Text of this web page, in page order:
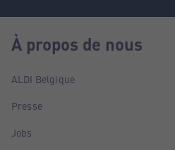
À propos de nous
ALDI Belgique
Presse
Jobs